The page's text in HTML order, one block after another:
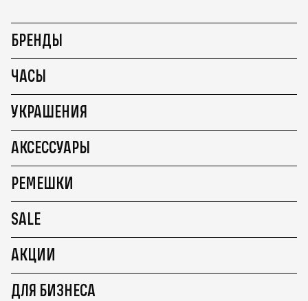
БРЕНДЫ
ЧАСЫ
УКРАШЕНИЯ
АКСЕССУАРЫ
РЕМЕШКИ
SALE
АКЦИИ
ДЛЯ БИЗНЕСА